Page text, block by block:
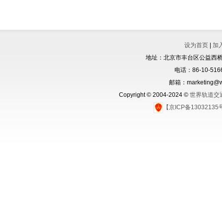
设为首页| 加
地址：北京市丰台区公益西
电话：86-10-
邮箱：
Copyright © 2004-2024 © 世界轨道交
【京ICP备13032135